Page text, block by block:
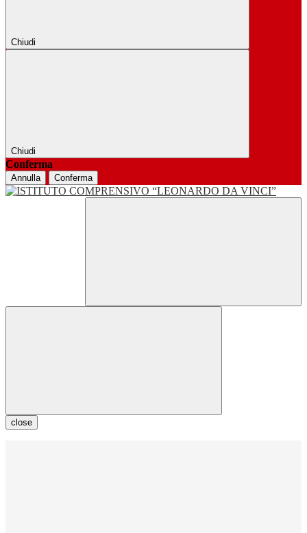
Chiudi
Chiudi
Conferma
Annulla Conferma
close